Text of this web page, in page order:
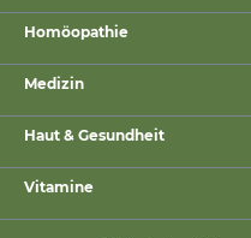
Homöopathie
Medizin
Haut & Gesundheit
Vitamine